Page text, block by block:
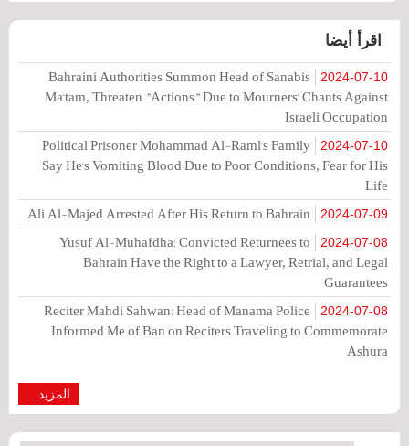
اقرأ أيضا
2024-07-10
Bahraini Authorities Summon Head of Sanabis
Ma'tam, Threaten "Actions" Due to Mourners' Chants Against
Israeli Occupation
2024-07-10
Political Prisoner Mohammad Al-Raml's Family
Say He's Vomiting Blood Due to Poor Conditions, Fear for His
Life
2024-07-09
Ali Al-Majed Arrested After His Return to Bahrain
2024-07-08
Yusuf Al-Muhafdha: Convicted Returnees to
Bahrain Have the Right to a Lawyer, Retrial, and Legal
Guarantees
2024-07-08
Reciter Mahdi Sahwan: Head of Manama Police
Informed Me of Ban on Reciters Traveling to Commemorate
Ashura
المزيد...